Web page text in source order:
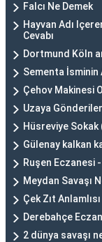
Falcı Ne Demek
Hayvan Adı
Cevabı
Dortmund Köln
Sementa İsminin
Çehov Makinesi
Uzaya
Hüsreviye
Gülenay kalkan
Ruşen Eczanesi
Meydan Savaşı
Çek Zıt
Derebahçe
2 dünya savaşı